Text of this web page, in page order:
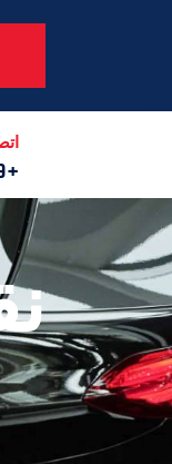
+39 333 7622211